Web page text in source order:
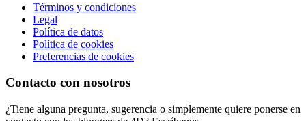
Términos y condiciones
Legal
Política de datos
Política de cookies
Preferencias de cookies
Contacto con nosotros
¿Tiene alguna pregunta, sugerencia o simplemente quiere ponerse en